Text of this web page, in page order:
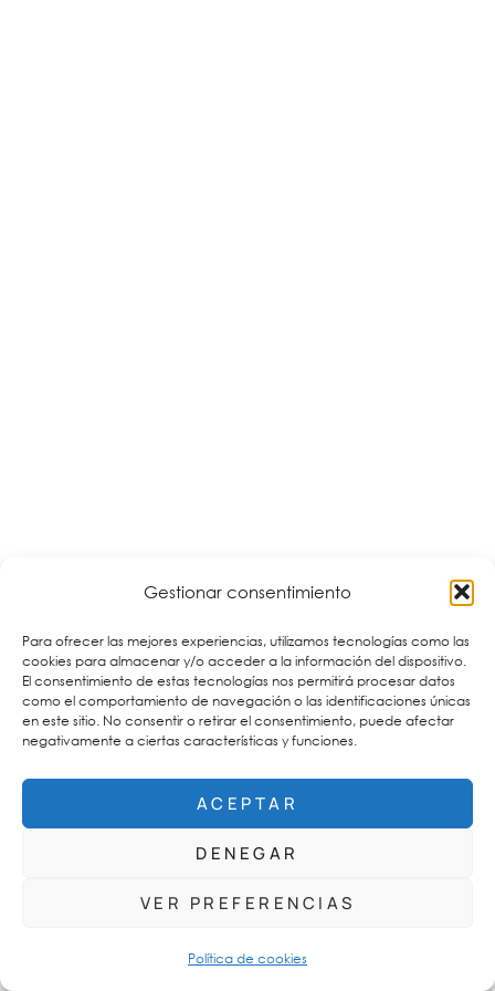
Gestionar consentimiento
Para ofrecer las mejores experiencias, utilizamos tecnologías como las
cookies para almacenar y/o acceder a la información del dispositivo.
El consentimiento de estas tecnologías nos permitirá procesar datos
como el comportamiento de navegación o las identificaciones únicas
en este sitio. No consentir o retirar el consentimiento, puede afectar
negativamente a ciertas características y funciones.
ACEPTAR
DENEGAR
VER PREFERENCIAS
Política de cookies